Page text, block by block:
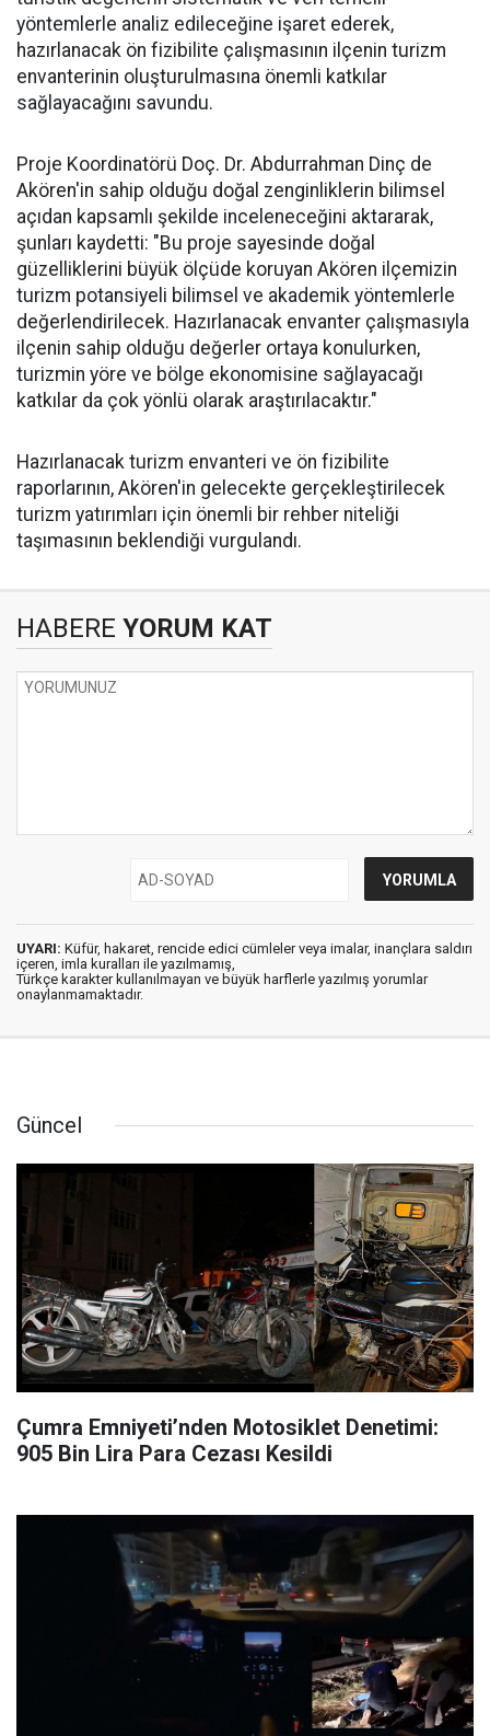
yöntemlerle analiz edileceğine işaret ederek,
hazırlanacak ön fizibilite çalışmasının ilçenin turizm
envanterinin oluşturulmasına önemli katkılar
sağlayacağını savundu.
Proje Koordinatörü Doç. Dr. Abdurrahman Dinç de
Akören'in sahip olduğu doğal zenginliklerin bilimsel
açıdan kapsamlı şekilde inceleneceğini aktararak,
şunları kaydetti: "Bu proje sayesinde doğal
güzelliklerini büyük ölçüde koruyan Akören ilçemizin
turizm potansiyeli bilimsel ve akademik yöntemlerle
değerlendirilecek. Hazırlanacak envanter çalışmasıyla
ilçenin sahip olduğu değerler ortaya konulurken,
turizmin yöre ve bölge ekonomisine sağlayacağı
katkılar da çok yönlü olarak araştırılacaktır."
Hazırlanacak turizm envanteri ve ön fizibilite
raporlarının, Akören'in gelecekte gerçekleştirilecek
turizm yatırımları için önemli bir rehber niteliği
taşımasının beklendiği vurgulandı.
HABERE YORUM KAT
UYARI: Küfür, hakaret, rencide edici cümleler veya imalar, inançlara saldırı
içeren, imla kuralları ile yazılmamış,
Türkçe karakter kullanılmayan ve büyük harflerle yazılmış yorumlar
onaylanmamaktadır.
Güncel
Çumra Emniyeti’nden Motosiklet Denetimi:
905 Bin Lira Para Cezası Kesildi